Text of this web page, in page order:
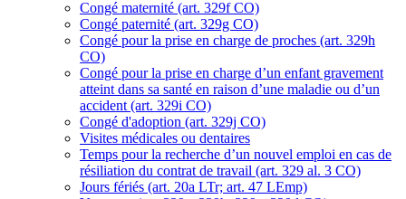
Congé maternité (art. 329f CO)
Congé paternité (art. 329g CO)
Congé pour la prise en charge de proches (art. 329h
CO)
Congé pour la prise en charge d’un enfant gravement
atteint dans sa santé en raison d’une maladie ou d’un
accident (art. 329i CO)
Congé d'adoption (art. 329j CO)
Visites médicales ou dentaires
Temps pour la recherche d’un nouvel emploi en cas de
résiliation du contrat de travail (art. 329 al. 3 CO)
Jours fériés (art. 20a LTr; art. 47 LEmp)